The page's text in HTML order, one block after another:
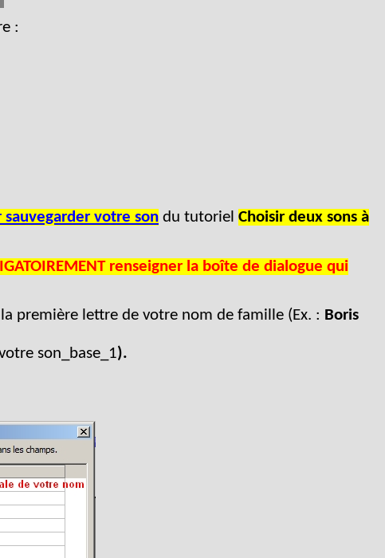
:
sauvegarder votre son du tutoriel Choisir deux sons à
renseigner la boîte de dialogue qui
première lettre de votre nom de famille (Ex. : Boris
son_base_1).